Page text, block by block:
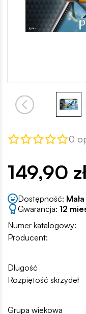
0
149,90
Dostępność: Mała
Gwarancja: 12
Numer katalogowy:
Producent:
Długość
Rozpiętość skrzydeł
Grupa wiekowa